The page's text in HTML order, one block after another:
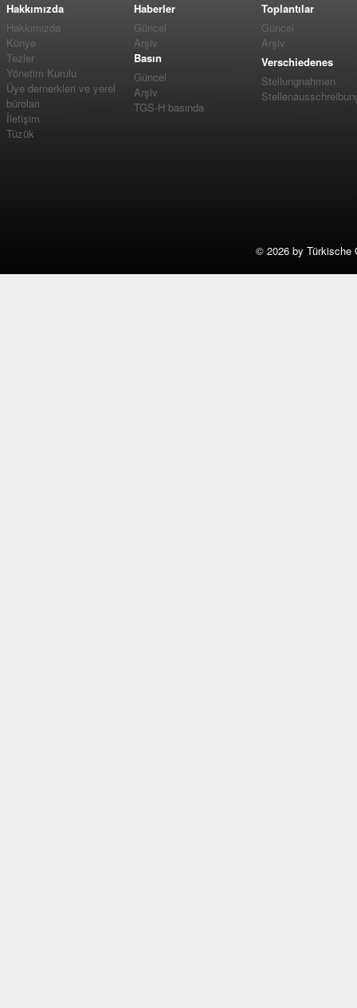
Hakkımızda
Hakkımızda
Künye
Tezler
Yönetim Kurulu
Üye dernerkleri ve yerel
büroları
İletişim
Tüzük
Haberler
Güncel
Arşiv
Basın
Güncel
Arşiv
TGS-H basında
Toplantılar
Güncel
Arşiv
Verschiedenes
Stellungnahmen
© 2026 by Türkische